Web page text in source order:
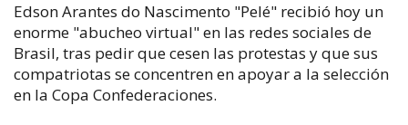
Edson Arantes do Nascimento "Pelé" recibió hoy un
enorme "abucheo virtual" en las redes sociales de
Brasil, tras pedir que cesen las protestas y que sus
compatriotas se concentren en apoyar a la selección
en la Copa Confederaciones.